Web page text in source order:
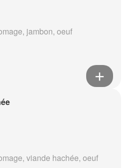
jambon, oeuf
viande hachée, oeuf